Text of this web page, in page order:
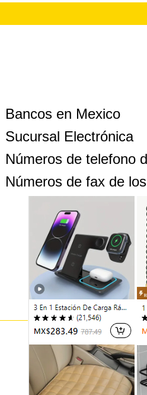
Bancos en Mexico
Sucursal Electrónica
Números de telefono
Números de fax de